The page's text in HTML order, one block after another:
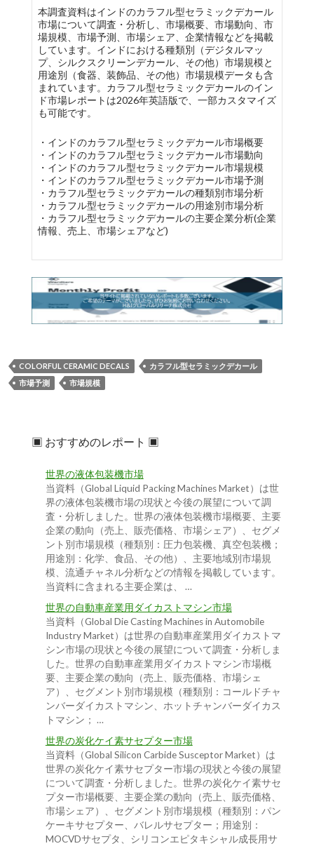
本調査資料はインドのカラフル型セラミックデカール
市場について調査・分析し、市場概要、市場動向、市
場規模、市場予測、市場シェア、企業情報などを掲載
しています。インドにおける種類別（デジタルマッ
プ、シルクスクリーンデカール、その他）市場規模と
用途別（食器、装飾品、その他）市場規模データも含
まれています。カラフル型セラミックデカールのイン
ド市場レポートは2026年英語版で、一部カスタマイズ
も可能です。
・インドのカラフル型セラミックデカール市場概要
・インドのカラフル型セラミックデカール市場動向
・インドのカラフル型セラミックデカール市場規模
・インドのカラフル型セラミックデカール市場予測
・カラフル型セラミックデカールの種類別市場分析
・カラフル型セラミックデカールの用途別市場分析
・カラフル型セラミックデカールの主要企業分析(企業
情報、売上、市場シェアなど)
COLORFUL CERAMIC DECALS
カラフル型セラミックデカール
市場予測
市場規模
▣ おすすめのレポート ▣
世界の液体包装機市場
当資料（Global Liquid Packing Machines Market）は世
界の液体包装機市場の現状と今後の展望について調
査・分析しました。世界の液体包装機市場概要、主要
企業の動向（売上、販売価格、市場シェア）、セグメ
ント別市場規模（種類別：圧力包装機、真空包装機；
用途別：化学、食品、その他）、主要地域別市場規
模、流通チャネル分析などの情報を掲載しています。
当資料に含まれる主要企業は、 …
世界の自動車産業用ダイカストマシン市場
当資料（Global Die Casting Machines in Automobile
Industry Market）は世界の自動車産業用ダイカストマ
シン市場の現状と今後の展望について調査・分析しま
した。世界の自動車産業用ダイカストマシン市場概
要、主要企業の動向（売上、販売価格、市場シェ
ア）、セグメント別市場規模（種類別：コールドチャ
ンバーダイカストマシン、ホットチャンバーダイカス
トマシン； …
世界の炭化ケイ素サセプター市場
当資料（Global Silicon Carbide Susceptor Market）は
世界の炭化ケイ素サセプター市場の現状と今後の展望
について調査・分析しました。世界の炭化ケイ素サセ
プター市場概要、主要企業の動向（売上、販売価格、
市場シェア）、セグメント別市場規模（種類別：パン
ケーキサセプター、バレルサセプター；用途別：
MOCVDサセプタ、シリコンエピタキシャル成長用サ